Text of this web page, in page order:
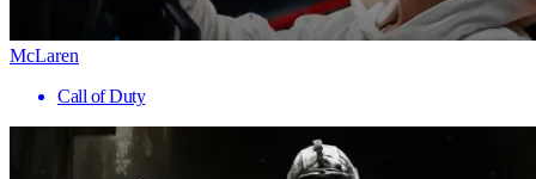
McLaren
Call of Duty